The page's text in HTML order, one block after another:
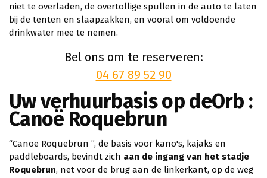
niet te overladen, de overtollige spullen in de auto te laten
bij de tenten en slaapzakken, en vooral om voldoende
drinkwater mee te nemen.
Bel ons om te reserveren:
04 67 89 52 90
Uw verhuurbasis op deOrb :
Canoë Roquebrun
“Canoe Roquebrun ”, de basis voor kano's, kajaks en
paddleboards, bevindt zich aan de ingang van het stadje
Roquebrun, net voor de brug aan de linkerkant, op de weg